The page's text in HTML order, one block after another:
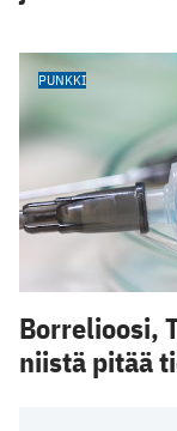
PUNKKI
Borrelioosi,
niistä pitää